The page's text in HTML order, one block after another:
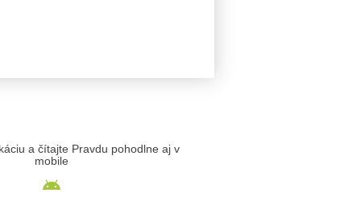
a čítajte Pravdu pohodlne aj v
mobile